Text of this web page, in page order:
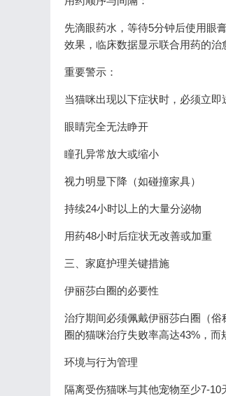
先滴眼药水，等待5分钟后使用眼
效果，临床数据显示联合用药的治
重要警示：
当猫咪出现以下症状时，必须立即
眼睛完全无法睁开
瞳孔异常放大或缩小
视力明显下降（如碰撞家具）
持续24小时以上的大量分泌物
用药48小时后症状无改善或加重
三、家庭护理关键措施
伊丽莎白圈的必要性
治疗期间必须佩戴伊丽莎白圈（
圈的猫咪治疗失败率高达43%，而
环境与行为管理
隔离受伤猫咪与其他宠物至少7-10